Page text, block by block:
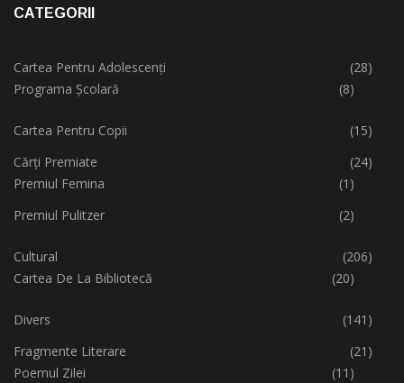
CATEGORII
Cartea Pentru Adolescenți
(28)
Programa Școlară
(8)
Cartea Pentru Copii
(15)
Cărți Premiate
(24)
Premiul Femina
(1)
Premiul Pulitzer
(2)
Cultural
(206)
Cartea De La Bibliotecă
(20)
Divers
(141)
Fragmente Literare
(21)
Poemul Zilei
(11)